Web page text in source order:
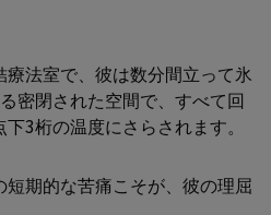
法室で、彼は数分間立って氷
密閉された空間で、すべて回
3桁の温度にさらされます。
期的な苦痛こそが、彼の理屈